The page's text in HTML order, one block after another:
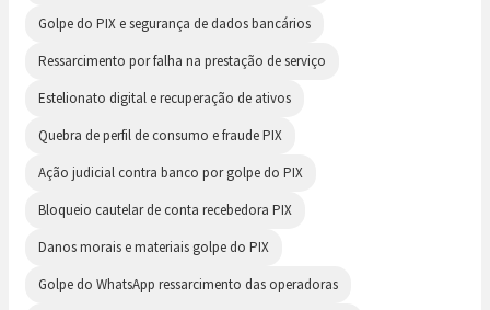
Golpe do PIX e segurança de dados bancários
Ressarcimento por falha na prestação de serviço
Estelionato digital e recuperação de ativos
Quebra de perfil de consumo e fraude PIX
Ação judicial contra banco por golpe do PIX
Bloqueio cautelar de conta recebedora PIX
Danos morais e materiais golpe do PIX
Golpe do WhatsApp ressarcimento das operadoras